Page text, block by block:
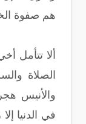
هم صفوة
ألا تتأمل
الصلاة
والأنيس
في الدنيا